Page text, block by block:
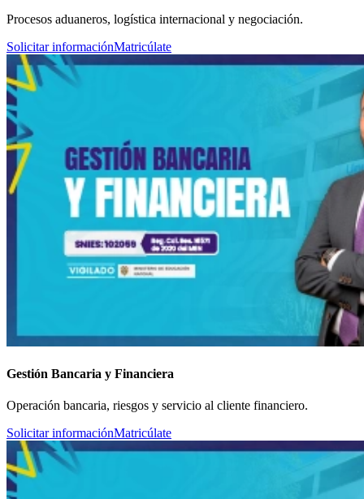
Procesos aduaneros, logística internacional y negociación.
Solicitar informaciónMatricúlate
Gestión Bancaria y Financiera
Operación bancaria, riesgos y servicio al cliente financiero.
Solicitar informaciónMatricúlate